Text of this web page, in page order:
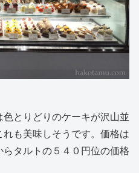
とりどりのケーキが沢山並
も美味しそうです。価格は
タルトの５４０円位の価格